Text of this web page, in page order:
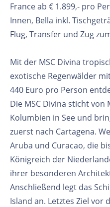
France ab € 1.899,- pro
Innen, Bella inkl.
Flug, Transfer und Zug
Mit der MSC Divina
exotische Regenwälder
440 Euro pro Person
Die MSC Divina sticht von
Kolumbien in See und
zuerst nach Cartagena.
Aruba und Curacao, die
Königreich der
ihrer besonderen
Anschließend legt das
Island an. Letztes Ziel vor